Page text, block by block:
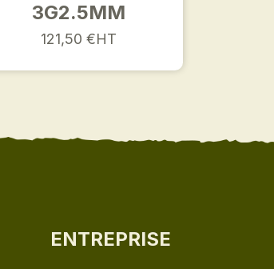
3G2.5MM
121,50 €HT
ENTREPRISE